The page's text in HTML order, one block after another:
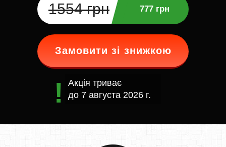
1554 грн 777 грн
Замовити зі знижкою
Акція триває
до 7 августа 2026 г.